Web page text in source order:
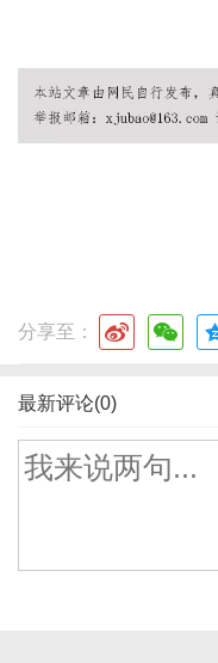
分享至：
最新评论(0)